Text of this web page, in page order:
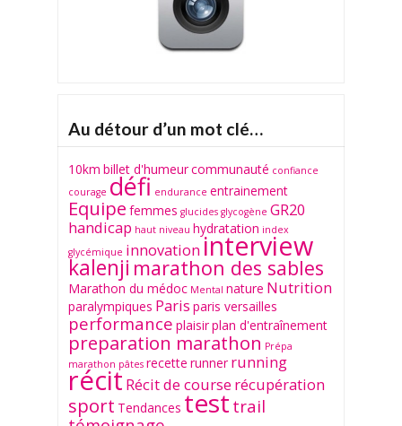
Au détour d’un mot clé…
10km billet d'humeurcommunauté confiance
courage défi endurance entrainement
Equipe femmes glucides glycogène GR20
handicap haut niveau hydratation index
glycémique innovationinterview
kalenji marathon des sables
Marathon du médoc Mental nature Nutrition
paralympiques Paris paris versailles
performance plaisirplan d'entraînement
preparation marathon Prépa
marathon pâtes recette runner running
récitRécit de course récupération
sport Tendances test trail